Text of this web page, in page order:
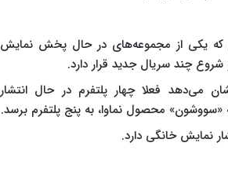
تابستان ۱۴۰۳ و در حالی که یکی از مجموعه‌های در حال پخش نمایش
چند سریال جدید قرار دارد.
می‌دهد فعلا چهار پلتفرم در حال انتشار
محصول نماوا، به پنج پلتفرم برسد.
نمایش خانگی دارد.